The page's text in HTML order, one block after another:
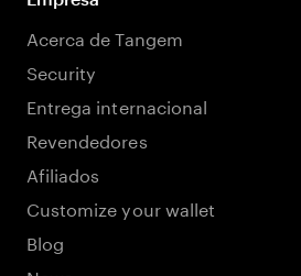
Acerca de Tangem
Security
Entrega internacional
Revendedores
Afiliados
Customize your wallet
Blog